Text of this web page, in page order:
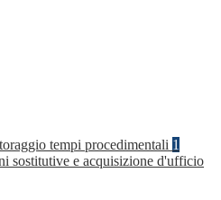
tempi procedimentali 1
sostitutive e acquisizione d'ufficio